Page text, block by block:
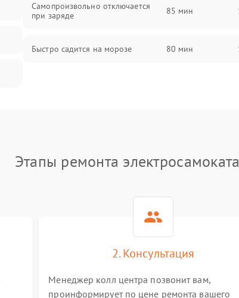
Самопроизвольно отключается
при заряде
85 мин
Быстро садится на морозе 80 мин
Этапы ремонта
2. Консультация
Менеджер колл центра позвонит вам,
проинформирует по цене ремонта вашего